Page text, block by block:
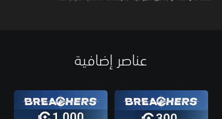
عناصر إضافية